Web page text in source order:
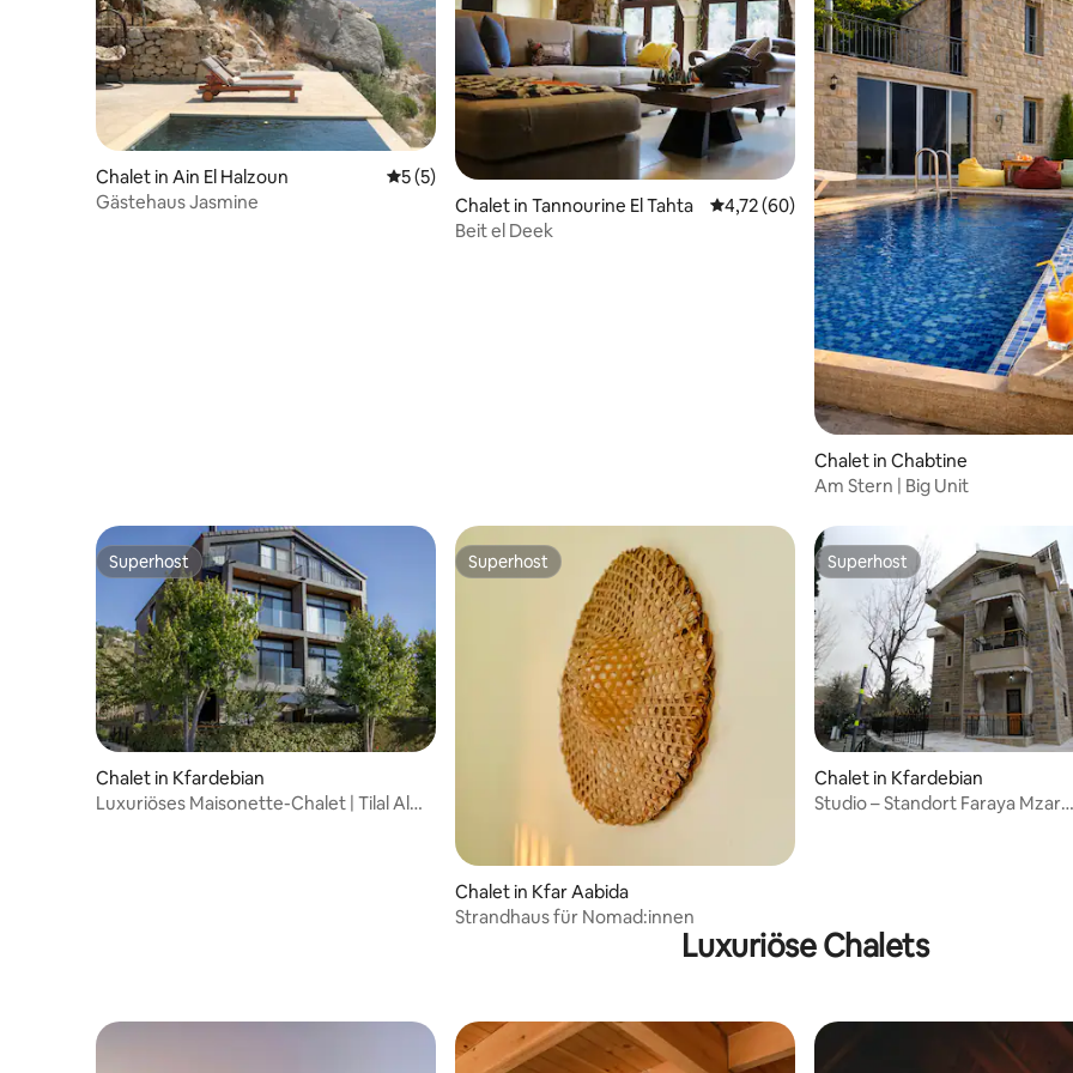
Chalet in Ain El Halzoun Durchschnittliche Bewertung: 5 von 5, 5 Bewertungen
5 (5)
Gästehaus Jasmine
Chalet in Tannourine El Tahta Durchschnittliche Bewertung: 4,72 von 5,
4,72 (60)
Beit el Deek
Chalet in Chabtine
Am Stern | Big Unit
Superhost
Superhost
Chalet in Kfardebian
Luxuriöses Maisonette-Chalet | Tilal Al
Superhost
Superhost
Chalet in Kfar Aabida
Strandhaus für Nomad:innen
Superhost
Superhost
Chalet in Kfardebian
Studio – Standort Faraya Mzar
Luxuriöse Chalets